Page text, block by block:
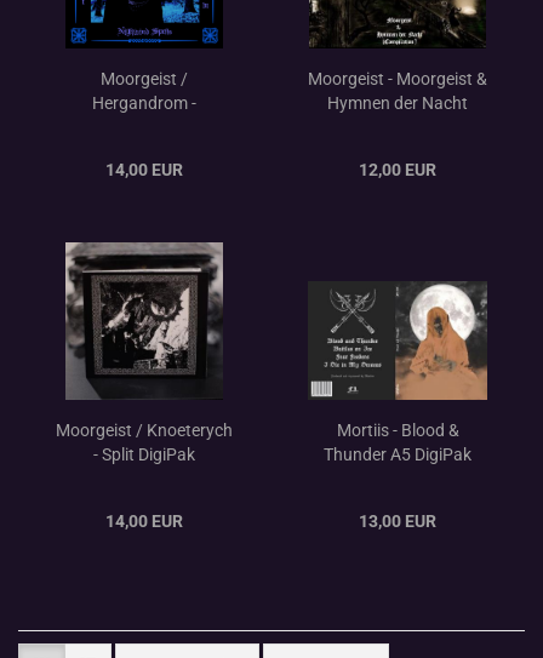
Moorgeist /
Hergandrom -
14,00 EUR
Moorgeist - Moorgeist &
Hymnen der Nacht
12,00 EUR
Moorgeist / Knoeterych
- Split DigiPak
14,00 EUR
Mortiis - Blood &
Thunder A5 DigiPak
13,00 EUR